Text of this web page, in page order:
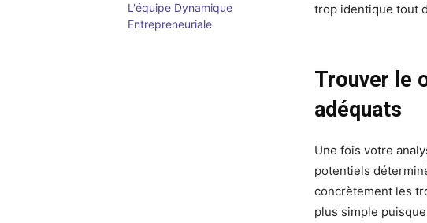
L'équipe Dynamique
Entrepreneuriale
trop identique tout
Trouver le
adéquats
Une fois votre
potentiels
concrètement les
plus simple